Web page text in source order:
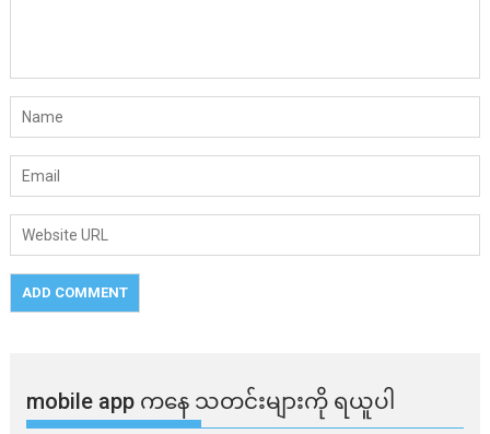
mobile app ​​ကနေ ​​သတင်းများကို ရယူပါ